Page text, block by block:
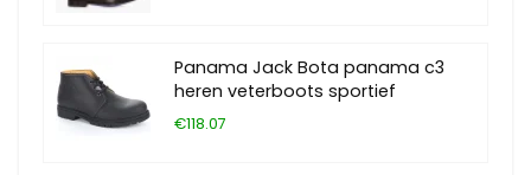
Panama Jack Bota panama c3
heren veterboots sportief
€118.07